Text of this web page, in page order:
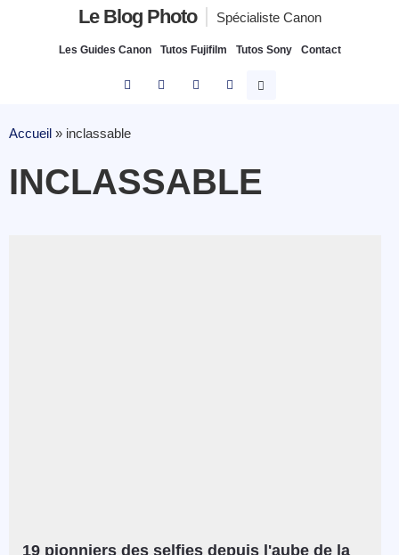
Le Blog Photo Spécialiste Canon
Les Guides Canon Tutos Fujifilm Tutos Sony Contact
Accueil » inclassable
INCLASSABLE
19 pionniers des selfies depuis l'aube de la